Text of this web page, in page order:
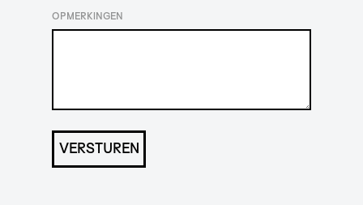
OPMERKINGEN